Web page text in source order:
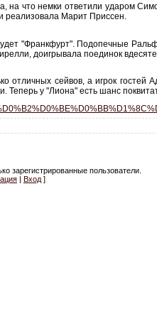
что немки ответили ударом
реализовала Марит Приссен.
"Франкфурт". Подопечные
доигрывала поединок
сейвов, а игрок
Теперь у "Лиона" есть шанс
зарегистрированные пользователи.
| Вход ]